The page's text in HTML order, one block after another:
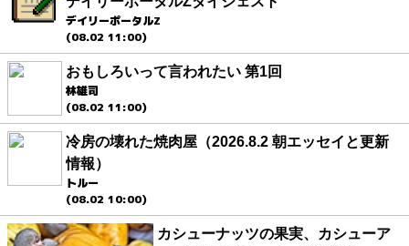
デイリーポータルZ
(08.02 11:00)
おもしろいって言われたい 第1回
林雄司
(08.02 11:00)
冷房の壊れた焼肉屋（2026.8.2 朝エッセイと更新
情報）
トルー
(08.02 10:00)
カシューナッツの果実、カシューア